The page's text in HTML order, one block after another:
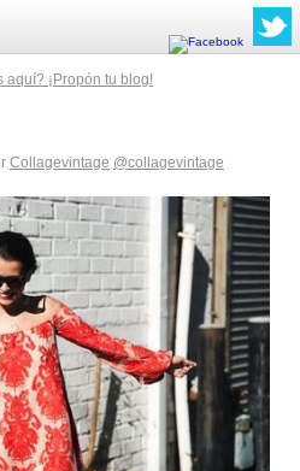
¡Propón tu blog!
Collagevintage @collagevintage